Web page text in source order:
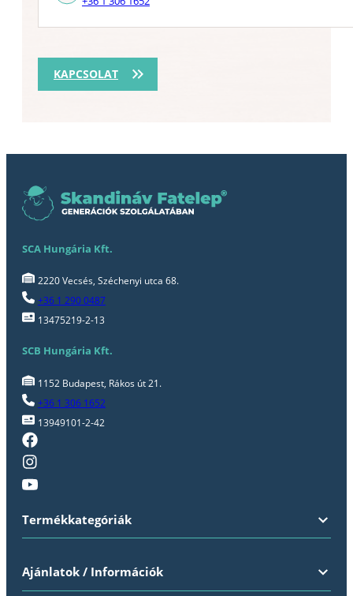
KAPCSOLAT
SCA Hungária Kft.
2220 Vecsés, Széchenyi utca 68.
+36 1 290 0487
13475219-2-13
SCB Hungária Kft.
1152 Budapest, Rákos út 21.
+36 1 306 1652
13949101-2-42
Termékkategóriák
Ajánlatok / Információk